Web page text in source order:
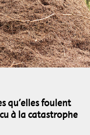
qu’elles foulent
à la catastrophe